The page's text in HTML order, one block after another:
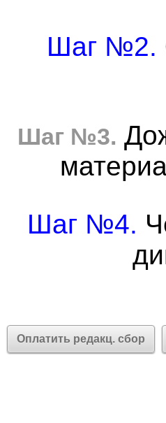
Шаг №2.
Шаг №3.
Шаг №4.
Оплатить редакц. сбор